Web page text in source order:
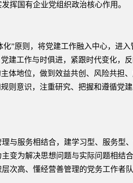
挥国有企业党组织政治核心作用。
”原则，将党建工作融入中心，进入
建工作与时俱进，紧跟时代变化，
体地位，做到效益共创、风险共担
则意识，注重研究、把握和遵循党
与服务相结合，建学习型、服务型
变为解决思想问题与实际问题相结
次高、懂经营善管理的党务工作者队